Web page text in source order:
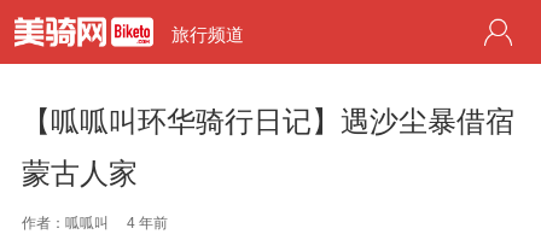
旅行频道
【呱呱叫环华骑行日记】遇沙尘暴借宿
蒙古人家
作者：呱呱叫 4 年前